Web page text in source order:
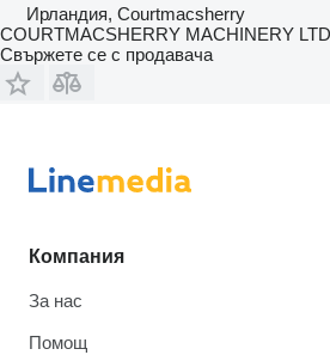
Ирландия, Courtmacsherry
COURTMACSHERRY MACHINERY LTD
Свържете се с продавача
Компания
За нас
Помощ